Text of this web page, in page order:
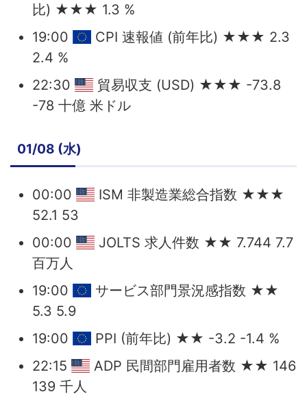
比) ★★★ 1.3 %
19:00
CPI 速報値 (前年比) ★★★ 2.3
2.4 %
22:30
貿易収支 (USD) ★★★ -73.8
-78 十億 米ドル
01/08 (水)
00:00
ISM 非製造業総合指数 ★★★
52.1 53
00:00
JOLTS 求人件数 ★★ 7.744 7.7
百万人
19:00
サービス部門景況感指数 ★★
5.3 5.9
19:00
PPI (前年比) ★★ -3.2 -1.4 %
22:15
ADP 民間部門雇用者数 ★★ 146
139 千人